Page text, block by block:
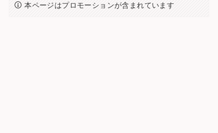
本ページはプロモーションが含まれています